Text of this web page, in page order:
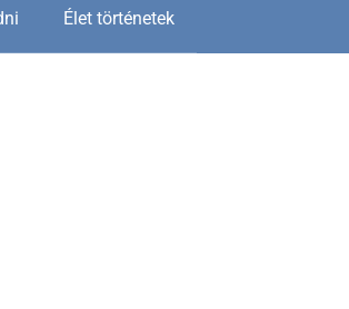
Élet történetek